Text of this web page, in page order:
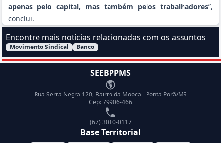
apenas pelo capital, mas também pelos trabalhadores”,
conclui.
Encontre mais notícias relacionadas com os assuntos
Filtrar Notícias pelo assunto:
Movimento Sindical Banco
SEEBPPMS
Endereço
Rua Serra Negra 120, Bairro da Mooca - Ponta Porã/MS
Cep: 79906-466
Telefone
(67) 3010-0117
Base Territorial